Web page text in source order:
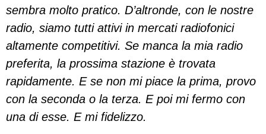
sembra molto pratico. D’altronde, con le nostre
radio, siamo tutti attivi in mercati radiofonici
altamente competitivi. Se manca la mia radio
preferita, la prossima stazione è trovata
rapidamente. E se non mi piace la prima, provo
con la seconda o la terza. E poi mi fermo con
una di esse. E mi fidelizzo.